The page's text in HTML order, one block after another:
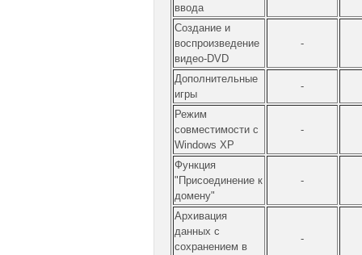
ввода
Создание и
воспроизведение
видео-DVD
-
Дополнительные
игры
-
Режим
совместимости с
Windows XP
-
Функция
"Присоединение к
домену"
-
Архивация
данных с
сохранением в
-